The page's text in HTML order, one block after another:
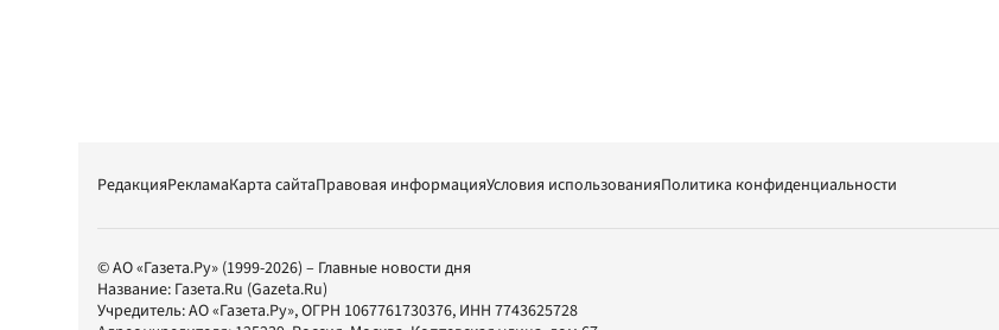
РедакцияРекламаКарта сайтаПравовая информацияУсловия использованияПолитика конфиденциальности
© АО «Газета.Ру» (1999-2026) – Главные новости дня
Название: Газета.Ru (Gazeta.Ru)
Учредитель:АО «Газета.Ру», ОГРН 1067761730376, ИНН 7743625728